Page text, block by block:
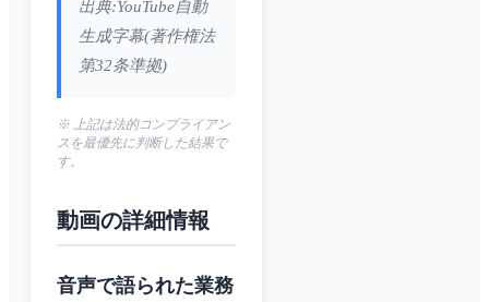
出典:YouTube自動
生成字幕(著作権法
第32条準拠)
※ 上記は法的コンプライアン
スを最優先に判断した結果で
す。
動画の詳細情報
音声で語られた業務